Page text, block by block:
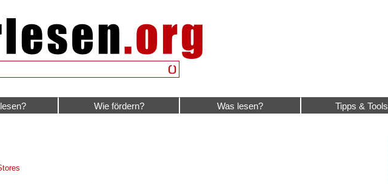
Wie fördern? Was lesen? Tipps & Tools